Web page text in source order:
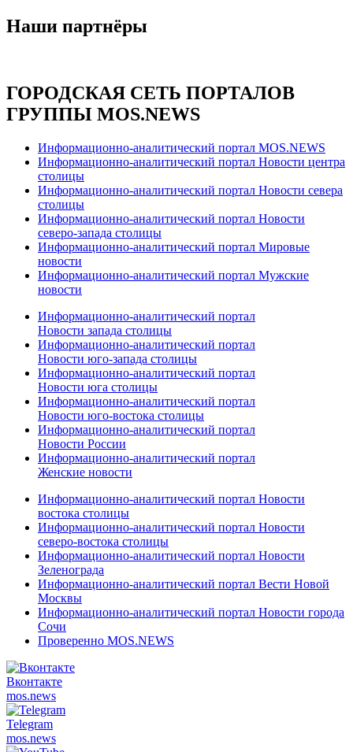
Наши партнёры
ГОРОДСКАЯ СЕТЬ ПОРТАЛОВ
ГРУППЫ MOS.NEWS
Информационно-аналитический портал MOS.NEWS
Информационно-аналитический портал Новости центра
столицы
Информационно-аналитический портал Новости севера
столицы
Информационно-аналитический портал Новости
северо-запада столицы
Информационно-аналитический портал Мировые
новости
Информационно-аналитический портал Мужские
новости
Информационно-аналитический портал
Новости запада столицы
Информационно-аналитический портал
Новости юго-запада столицы
Информационно-аналитический портал
Новости юга столицы
Информационно-аналитический портал
Новости юго-востока столицы
Информационно-аналитический портал
Новости России
Информационно-аналитический портал
Женские новости
Информационно-аналитический портал Новости
востока столицы
Информационно-аналитический портал Новости
северо-востока столицы
Информационно-аналитический портал Новости
Зеленограда
Информационно-аналитический портал Вести Новой
Москвы
Информационно-аналитический портал Новости города
Сочи
Проверенно MOS.NEWS
Вконтакте
mos.news
Telegram
mos.news